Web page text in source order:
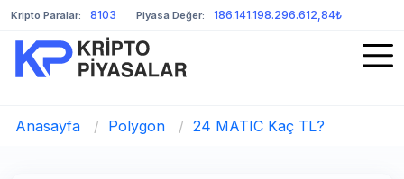
Kripto Paralar: 8103 Piyasa Değer: 186.141.198.296.612,84₺
Anasayfa / Polygon / 24 MATIC Kaç TL?